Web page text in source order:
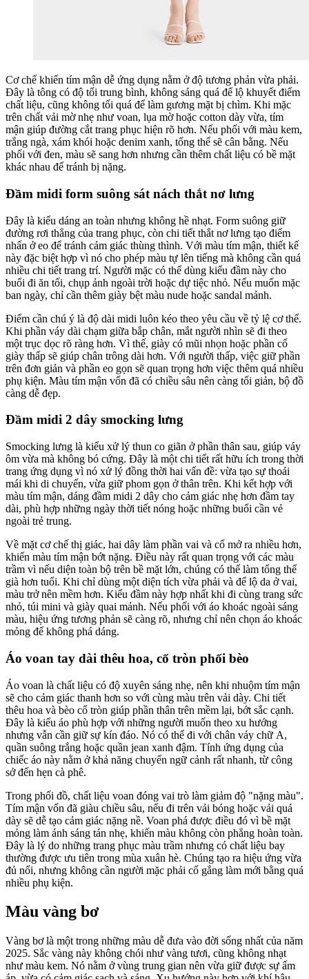
Cơ chế khiến tím mận dễ ứng dụng nằm ở độ tương phản vừa phải.
Đây là tông có độ tối trung bình, không sáng quá để lộ khuyết điểm
chất liệu, cũng không tối quá để làm gương mặt bị chìm. Khi mặc
trên chất vải mờ nhẹ như voan, lụa mờ hoặc cotton dày vừa, tím
mận giúp đường cắt trang phục hiện rõ hơn. Nếu phối với màu kem,
trắng ngà, xám khói hoặc denim xanh, tổng thể sẽ cân bằng. Nếu
phối với đen, màu sẽ sang hơn nhưng cần thêm chất liệu có bề mặt
khác nhau để tránh bị nặng.
Đầm midi form suông sát nách thắt nơ lưng
Đây là kiểu dáng an toàn nhưng không hề nhạt. Form suông giữ
đường rơi thẳng của trang phục, còn chi tiết thắt nơ lưng tạo điểm
nhấn ở eo để tránh cảm giác thùng thình. Với màu tím mận, thiết kế
này đặc biệt hợp vì nó cho phép màu tự lên tiếng mà không cần quá
nhiều chi tiết trang trí. Người mặc có thể dùng kiểu đầm này cho
buổi đi ăn tối, chụp ảnh ngoài trời hoặc dự tiệc nhỏ. Nếu muốn mặc
ban ngày, chỉ cần thêm giày bệt màu nude hoặc sandal mảnh.
Điểm cần chú ý là độ dài midi luôn kéo theo yêu cầu về tỷ lệ cơ thể.
Khi phần váy dài chạm giữa bắp chân, mắt người nhìn sẽ đi theo
một trục dọc rõ ràng hơn. Vì thế, giày có mũi nhọn hoặc phần cổ
giày thấp sẽ giúp chân trông dài hơn. Với người thấp, việc giữ phần
trên đơn giản và phần eo gọn sẽ quan trọng hơn việc thêm quá nhiều
phụ kiện. Màu tím mận vốn đã có chiều sâu nên càng tối giản, bộ đồ
càng dễ đẹp.
Đầm midi 2 dây smocking lưng
Smocking lưng là kiểu xử lý thun co giãn ở phần thân sau, giúp váy
ôm vừa mà không bó cứng. Đây là một chi tiết rất hữu ích trong thời
trang ứng dụng vì nó xử lý đồng thời hai vấn đề: vừa tạo sự thoải
mái khi di chuyển, vừa giữ phom gọn ở thân trên. Khi kết hợp với
màu tím mận, dáng đầm midi 2 dây cho cảm giác nhẹ hơn đầm tay
dài, phù hợp những ngày thời tiết nóng hoặc những buổi cần vẻ
ngoài trẻ trung.
Về mặt cơ chế thị giác, hai dây làm phần vai và cổ mở ra nhiều hơn,
khiến màu tím mận bớt nặng. Điều này rất quan trọng với các màu
trầm vì nếu diện toàn bộ trên bề mặt lớn, chúng có thể làm tổng thể
già hơn tuổi. Khi chỉ dùng một diện tích vừa phải và để lộ da ở vai,
màu trở nên mềm hơn. Kiểu đầm này hợp nhất khi đi cùng trang sức
nhỏ, túi mini và giày quai mảnh. Nếu phối với áo khoác ngoài sáng
màu, hiệu ứng tương phản sẽ càng rõ, nhưng chỉ nên chọn áo khoác
mỏng để không phá dáng.
Áo voan tay dài thêu hoa, cổ tròn phối bèo
Áo voan là chất liệu có độ xuyên sáng nhẹ, nên khi nhuộm tím mận
sẽ cho cảm giác thanh hơn so với cùng màu trên vải dày. Chi tiết
thêu hoa và bèo cổ tròn giúp phần thân trên mềm lại, bớt sắc cạnh.
Đây là kiểu áo phù hợp với những người muốn theo xu hướng
nhưng vẫn cần giữ sự kín đáo. Nó có thể đi với chân váy chữ A,
quần suông trắng hoặc quần jean xanh đậm. Tính ứng dụng của
chiếc áo này nằm ở khả năng chuyển ngữ cảnh rất nhanh, từ công
sở đến hẹn cà phê.
Trong phối đồ, chất liệu voan đóng vai trò làm giảm độ "nặng màu".
Tím mận vốn đã giàu chiều sâu, nếu đi trên vải bóng hoặc vải quá
dày sẽ dễ tạo cảm giác nặng nề. Voan phá được điều đó vì bề mặt
mỏng làm ánh sáng tán nhẹ, khiến màu không còn phẳng hoàn toàn.
Đây là lý do những trang phục màu trầm nhưng có chất liệu bay
thường được ưu tiên trong mùa xuân hè. Chúng tạo ra hiệu ứng vừa
đủ nổi, nhưng không cần người mặc phải cố gắng làm mới bằng quá
nhiều phụ kiện.
Màu vàng bơ
Vàng bơ là một trong những màu dễ đưa vào đời sống nhất của năm
2025. Sắc vàng này không chói như vàng tươi, cũng không nhạt
như màu kem. Nó nằm ở vùng trung gian nên vừa giữ được sự ấm